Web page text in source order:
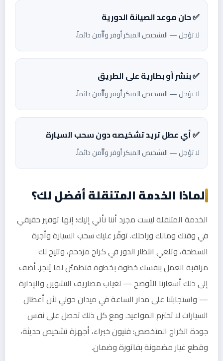
✅ حان موعد الصيانة الدورية
لا تؤجل — التشخيص المبكر أوفر وأأمن دائماً.
✅ بنشر أو بطارية على الطريق
لا تؤجل — التشخيص المبكر أوفر وأأمن دائماً.
✅ أي عطل تريد تشخيصه دون سحب السيارة
لا تؤجل — التشخيص المبكر أوفر وأأمن دائماً.
لماذا الخدمة المتنقلة أفضل لك؟
الخدمة المتنقلة ليست مجرد أننا نأتي إليك؛ إنها توفير حقيقي
في وقتك ومالك وراحتك. توفّر عليك سحب السيارة وأجرة
السطحة، وتلغي انتظار الدور في كراج مزدحم، وتتيح لك
مراقبة العمل بنفسك خطوة بخطوة فتطمئن لما يُنجز. أضف
إلى ذلك أسعارنا الأوضح — لغياب مصاريف التشوين والإدارة
— واستجابتنا على مدار الساعة في ميدان حولي لأن أعطال
السيارات لا تحترم المواعيد. ومع كل ذلك تحصل على نفس
جودة الكراج المتخصص: فنيون خبراء، أجهزة تشخيص حديثة،
وقطع غيار مضمونة بفاتورة وضمان.